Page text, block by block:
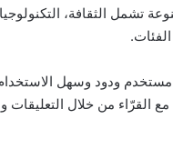
تشمل الثقافة،
ودود وسهل
القرّاء من خلال التعليقات